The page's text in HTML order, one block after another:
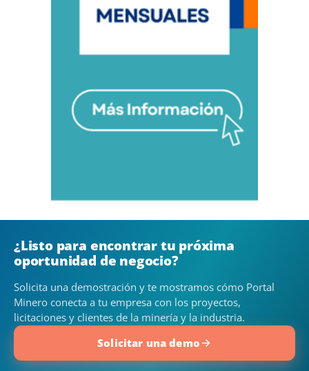
¿Listo para encontrar tu próxima
oportunidad de negocio?
Solicita una demostración y te mostramos cómo Portal
Minero conecta a tu empresa con los proyectos,
licitaciones y clientes de la minería y la industria.
Solicitar una demo